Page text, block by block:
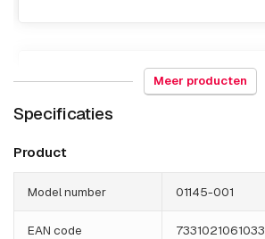
Montagebeugels
AXIS T94P01L Recessed Mount
Meer producten
Specificaties
Product
Model number 01145-001
EAN code 7331021061033